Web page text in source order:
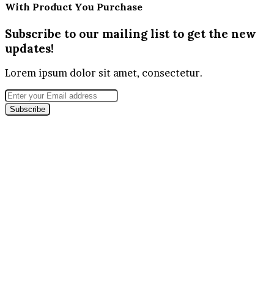
With Product You Purchase
Subscribe to our mailing list to get the new
updates!
Lorem ipsum dolor sit amet, consectetur.
Enter
your
Email